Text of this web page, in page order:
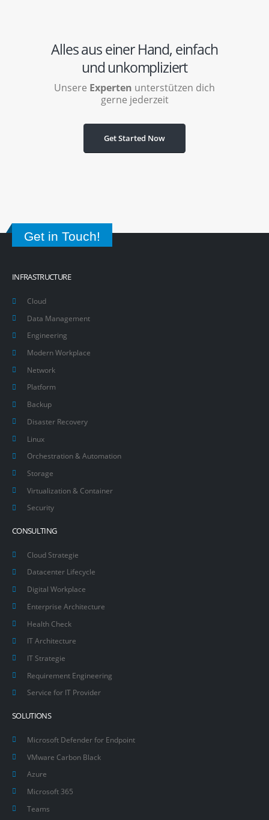
Alles aus einer Hand, einfach
und unkompliziert
Unsere Experten unterstützen dich
gerne jederzeit
Get Started Now
Get in Touch!
INFRASTRUCTURE
Cloud
Data Management
Engineering
Modern Workplace
Network
Platform
Backup
Disaster Recovery
Linux
Orchestration & Automation
Storage
Virtualization & Container
Security
CONSULTING
Cloud Strategie
Datacenter Lifecycle
Digital Workplace
Enterprise Architecture
Health Check
IT Architecture
IT Strategie
Requirement Engineering
Service for IT Provider
SOLUTIONS
Microsoft Defender for Endpoint
VMware Carbon Black
Azure
Microsoft 365
Teams